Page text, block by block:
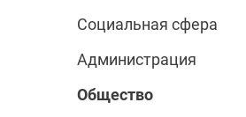
Социальная сфера
Администрация
Общество